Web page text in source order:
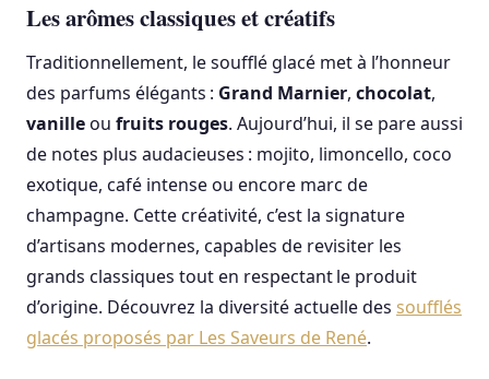
Les arômes classiques et créatifs
Traditionnellement, le soufflé glacé met à l’honneur
des parfums élégants : Grand Marnier, chocolat,
vanilleou fruits rouges. Aujourd’hui, il se pare aussi
de notes plus audacieuses : mojito, limoncello, coco
exotique, café intense ou encore marc de
champagne. Cette créativité, c’est la signature
d’artisans modernes, capables de revisiter les
grands classiques tout en respectant le produit
d’origine. Découvrez la diversité actuelle des soufflés
glacés proposés par Les Saveurs de René.